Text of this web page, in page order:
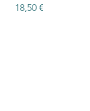
Prix
18,50 €